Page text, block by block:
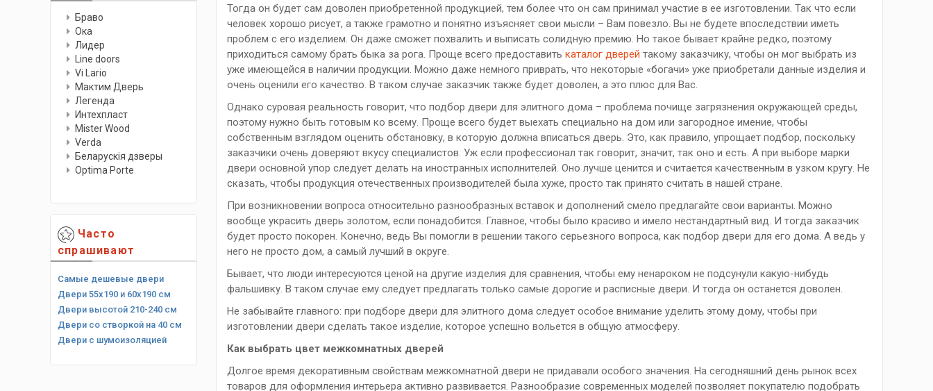
Браво
Ока
Лидер
Line doors
Vi Lario
Мактим Дверь
Легенда
Интехпласт
Мister Wood
Verda
Беларускiя дзверы
Optima Porte
Часто
спрашивают
Самые дешевые двери
Двери 55х190 и 60х190 см
Двери высотой 210-240 см
Двери со створкой на 40 см
Двери с шумоизоляцией
Тогда он будет сам доволен приобретенной продукцией, тем более что он сам принимал участие в ее изготовлении. Так что если
человек хорошо рисует, а также грамотно и понятно изъясняет свои мысли – Вам повезло. Вы не будете впоследствии иметь
проблем с его изделием. Он даже сможет похвалить и выписать солидную премию. Но такое бывает крайне редко, поэтому
приходиться самому брать быка за рога. Проще всего предоставитькаталог дверей такому заказчику, чтобы он мог выбрать из
уже имеющейся в наличии продукции. Можно даже немного приврать, что некоторые «богачи» уже приобретали данные изделия и
очень оценили его качество. В таком случае заказчик также будет доволен, а это плюс для Вас.
Однако суровая реальность говорит, что подбор двери для элитного дома – проблема почище загрязнения окружающей среды,
поэтому нужно быть готовым ко всему. Проще всего будет выехать специально на дом или загородное имение, чтобы
собственным взглядом оценить обстановку, в которую должна вписаться дверь. Это, как правило, упрощает подбор, поскольку
заказчики очень доверяют вкусу специалистов. Уж если профессионал так говорит, значит, так оно и есть. А при выборе марки
двери основной упор следует делать на иностранных исполнителей. Оно лучше ценится и считается качественным в узком кругу. Не
сказать, чтобы продукция отечественных производителей была хуже, просто так принято считать в нашей стране.
При возникновении вопроса относительно разнообразных вставок и дополнений смело предлагайте свои варианты. Можно
вообще украсить дверь золотом, если понадобится. Главное, чтобы было красиво и имело нестандартный вид. И тогда заказчик
будет просто покорен. Конечно, ведь Вы помогли в решении такого серьезного вопроса, как подбор двери для его дома. А ведь у
него не просто дом, а самый лучший в округе.
Бывает, что люди интересуются ценой на другие изделия для сравнения, чтобы ему ненароком не подсунули какую-нибудь
фальшивку. В таком случае ему следует предлагать только самые дорогие и расписные двери. И тогда он останется доволен.
Не забывайте главного: при подборе двери для элитного дома следует особое внимание уделить этому дому, чтобы при
изготовлении двери сделать такое изделие, которое успешно вольется в общую атмосферу.
Как выбрать цвет межкомнатных дверей
Долгое время декоративным свойствам межкомнатной двери не придавали особого значения. На сегодняшний день рынок всех
товаров для оформления интерьера активно развивается. Разнообразие современных моделей позволяет покупателю подобрать